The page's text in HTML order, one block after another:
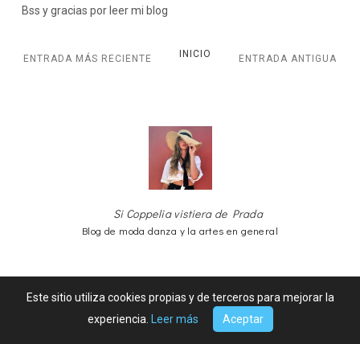
Bss y gracias por leer mi blog
ENTRADA MÁS RECIENTE ENTRADA ANTIGUA
INICIO
Si Coppelia vistiera de Prada
Blog de moda danza y la artes en general
Este sitio utiliza cookies propias y de terceros para mejorar la
experiencia.
Leer más Aceptar